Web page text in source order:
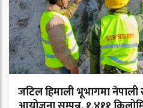
जटिल हिमाली भूभागमा